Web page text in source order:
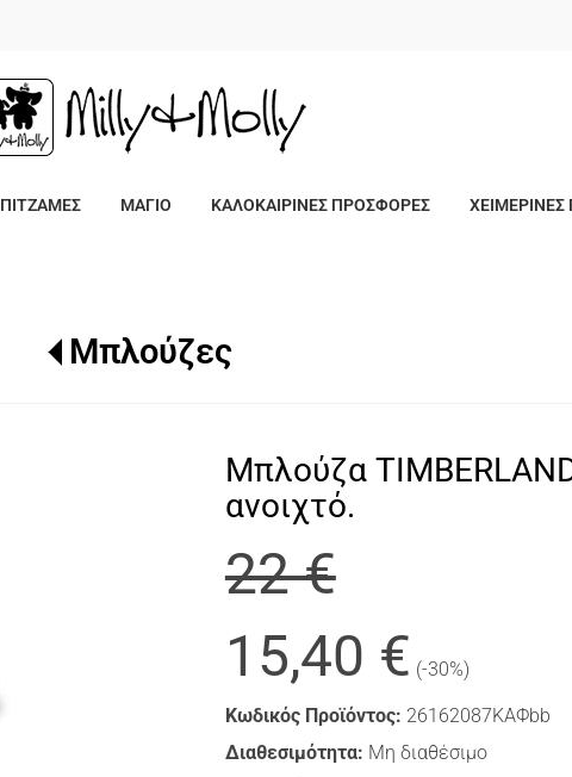
ΠΙΤΖΑΜΕΣ ΜΑΓΙΟ ΚΑΛΟΚΑΙΡΙΝΕΣ ΠΡΟΣΦΟΡΕΣ
Μπλούζες
Μπλούζα
ανοιχτό.
22 €
15,40 € (-30%)
Κωδικός Προϊόντος: 26162087ΚΑΦbb
Διαθεσιμότητα: Μη διαθέσιμο